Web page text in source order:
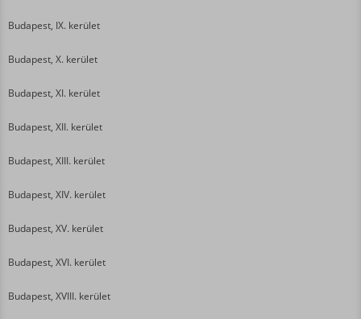
Budapest, IX. kerület
Budapest, X. kerület
Budapest, XI. kerület
Budapest, XII. kerület
Budapest, XIII. kerület
Budapest, XIV. kerület
Budapest, XV. kerület
Budapest, XVI. kerület
Budapest, XVIII. kerület